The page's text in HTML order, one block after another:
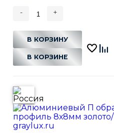
- +
В КОРЗИНУ
В КОРЗИНЕ